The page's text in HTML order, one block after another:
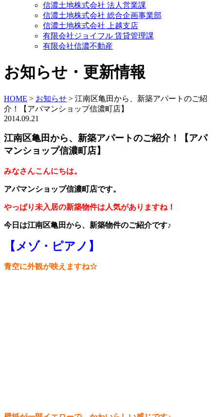
信濃土地株式会社 法人営業課
信濃土地株式会社 総合企画事業部
信濃土地株式会社 上越支店
有限会社ジョイフル 賃貸管理課
有限会社信濃不動産
お知らせ・更新情報
HOME > お知らせ > 江南区亀田から、新築アパートのご紹
介！【アパマンショップ信濃町店】
2014.09.21
江南区亀田から、新築アパートのご紹介！【アパ
マンショップ信濃町店】
みなさんこんにちは。
アパマンショップ信濃町店です。
やっぱり未入居の新築物件は人気がありますね！
今日は江南区亀田から、新築物件のご紹介です♪
【メゾ・ピアノ】
青空に外観が映えますね☆